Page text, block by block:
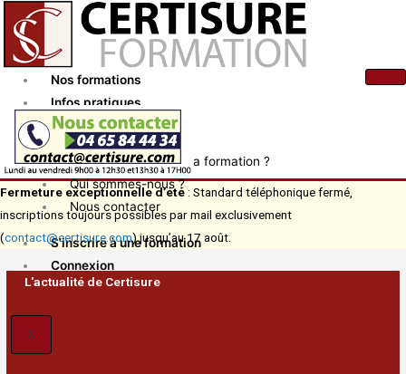
contenu
Nos formations
Infos pratiques
Actualités
Comment financer ma formation ?
Qui sommes-nous ?
Nous contacter
S’inscrire à une formation
Connexion
X
Fermeture exceptionnelle d’été : Standard téléphonique fermé,
inscriptions toujours possibles par mail exclusivement
(contact@certisure.com) jusqu’au 17 août.
L'actualité de Certisure